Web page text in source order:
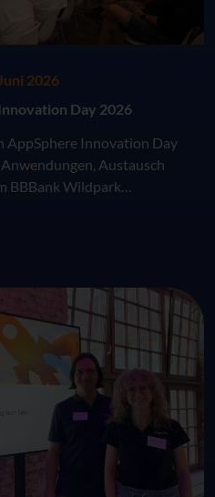
2026
Day 2026
AppSphere Innovation Day
Austausch
BBBank Wildpark